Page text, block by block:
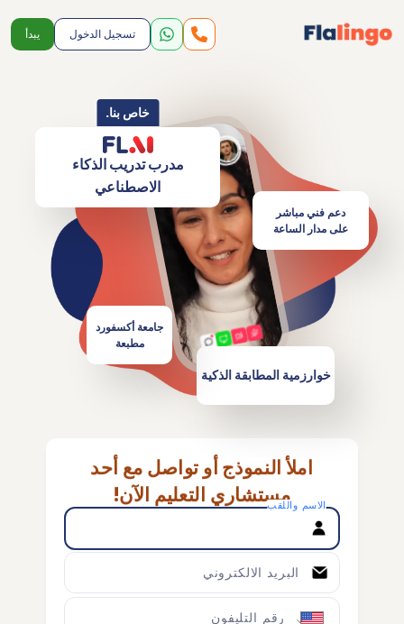
تسجيل الدخول يبدأ
خاص بنا.
مدرب تدريب الذكاء
الاصطناعي
خوارزمية المطابقة الذكية
دعم فني مباشر
على مدار الساعة
جامعة أكسفورد
مطبعة
املأ النموذج أو تواصل مع أحد
مستشاري التعليم الآن!الاسم واللقب
البريد الالكتروني
رقم التليفون